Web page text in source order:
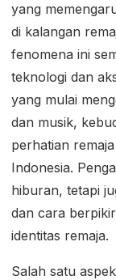
yang
di kalangan
fenomena ini
teknologi dan
yang mulai
dan musik,
perhatian
Indonesia.
hiburan, tetapi
dan cara
identitas remaja.
Salah satu